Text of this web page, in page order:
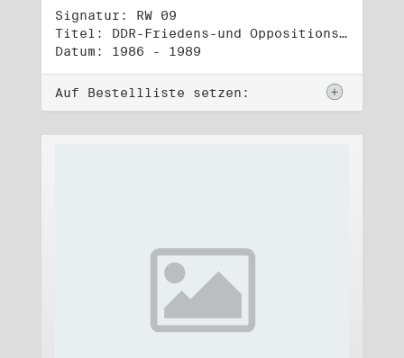
Signatur: RW 09
Titel: DDR-Friedens-und Oppositionsbewegung (2)
Datum: 1986 - 1989
Auf Bestellliste setzen: